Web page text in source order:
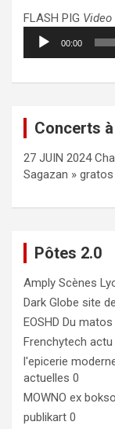
FLASH PIG
Lecteur
audio
00:00
Concerts
27 JUIN 2024
Sagazan » gratos
Pôtes 2.0
Amply Scènes
Dark Globe site
EOSHD Du
Frenchytech actu
l'epicerie
actuelles 0
MOWNO ex
publikart 0